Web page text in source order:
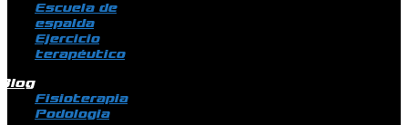
Escuela de
espalda
Ejercicio
terapéutico
Fisioterapia
Podologia